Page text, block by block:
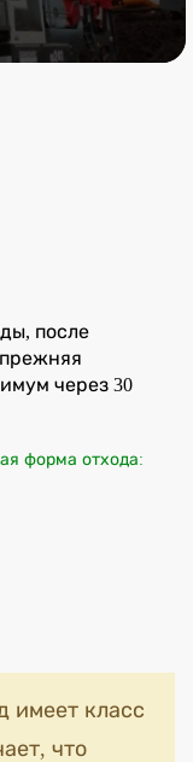
после
через 30
форма отхода:
имеет класс
что